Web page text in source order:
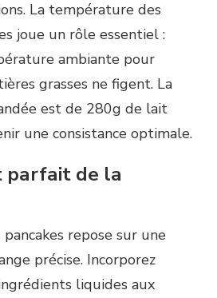
La température des
joue un rôle essentiel :
ambiante pour
grasses ne figent. La
est de 280g de lait
une consistance optimale.
parfait de la
repose sur une
précise. Incorporez
liquides aux